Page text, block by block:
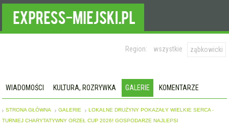
Region: wszystkie ząbkowicki
WIADOMOŚCI KULTURA, ROZRYWKA GALERIE KOMENTARZE
STRONA GŁÓWNA GALERIE
LOKALNE DRUŻYNY POKAZAŁY WIELKIE SERCA -
TURNIEJ CHARYTATYWNY ORZEŁ CUP 2026! GOSPODARZE NAJLEPSI